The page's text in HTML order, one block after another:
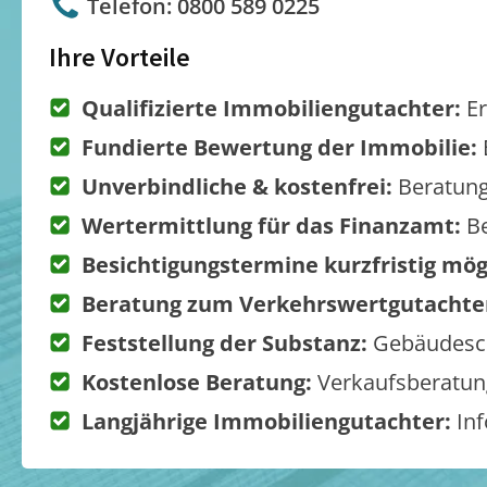
Telefon: 0800 589 0225
Ihre Vorteile
Qualifizierte Immobiliengutachter:
Fundierte Bewertung der Immobilie:
Unverbindliche & kostenfrei:
Wertermittlung für das Finanzamt:
Besichtigungstermine kurzfristig
Beratung zum
Feststellung der Substanz:
Kostenlose Beratung:
Langjährige Immobiliengutachter: